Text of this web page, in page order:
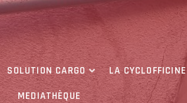
SOLUTION CARGO LA CYCLOFFICINE
MEDIATHÈQUE